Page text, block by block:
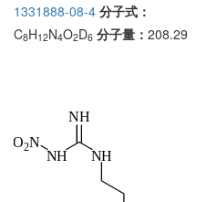
1331888-08-4 分子式：
C8H12N4O2D6 分子量： 208.29